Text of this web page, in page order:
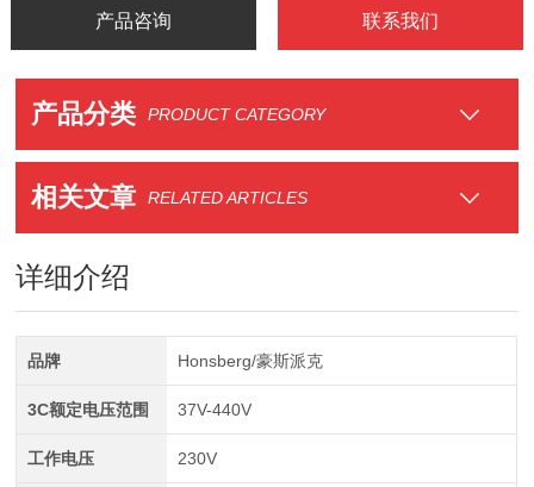
产品咨询 联系我们
产品分类 PRODUCT CATEGORY
相关文章 RELATED ARTICLES
详细介绍
品牌 Honsberg/豪斯派克
3C额定电压范围 37V-440V
工作电压 230V